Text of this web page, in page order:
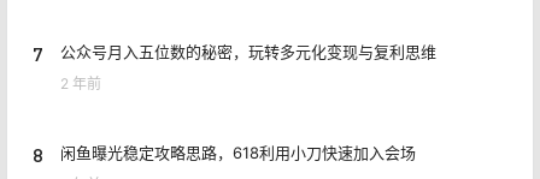
7 公众号月入五位数的秘密，玩转多元化变现与复利思维
2 年前
8 闲鱼曝光稳定攻略思路，618利用小刀快速加入会场